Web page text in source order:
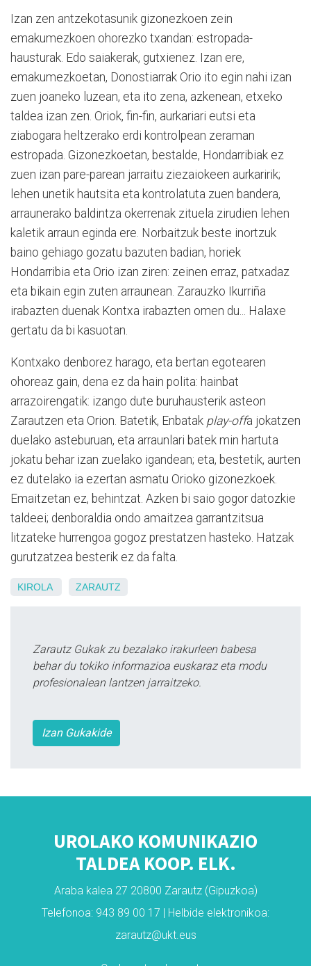
Izan zen antzekotasunik gizonezkoen zein
emakumezkoen ohorezko txandan: estropada-
hausturak. Edo saiakerak, gutxienez. Izan ere,
emakumezkoetan, Donostiarrak Orio ito egin nahi izan
zuen joaneko luzean, eta ito zena, azkenean, etxeko
taldea izan zen. Oriok, fin-fin, aurkariari eutsi eta
ziabogara heltzerako erdi kontrolpean zeraman
estropada. Gizonezkoetan, bestalde, Hondarribiak ez
zuen izan pare-parean jarraitu ziezaiokeen aurkaririk;
lehen unetik hautsita eta kontrolatuta zuen bandera,
arraunerako baldintza okerrenak zituela zirudien lehen
kaletik arraun eginda ere. Norbaitzuk beste inortzuk
baino gehiago gozatu bazuten badian, horiek
Hondarribia eta Orio izan ziren: zeinen erraz, patxadaz
eta bikain egin zuten arraunean. Zarauzko Ikurriña
irabazten duenak Kontxa irabazten omen du... Halaxe
gertatu da bi kasuotan.
Kontxako denborez harago, eta bertan egotearen
ohoreaz gain, dena ez da hain polita: hainbat
arrazoirengatik: izango dute buruhausterik asteon
Zarautzen eta Orion. Batetik, Enbatak play-offa jokatzen
duelako asteburuan, eta arraunlari batek min hartuta
jokatu behar izan zuelako igandean; eta, bestetik, aurten
ez dutelako ia ezertan asmatu Orioko gizonezkoek.
Emaitzetan ez, behintzat. Azken bi saio gogor datozkie
taldeei; denboraldia ondo amaitzea garrantzitsua
litzateke hurrengoa gogoz prestatzen hasteko. Hatzak
gurutzatzea besterik ez da falta.
KIROLA ZARAUTZ
Zarautz Gukak zu bezalako irakurleen babesa
behar du tokiko informazioa euskaraz eta modu
profesionalean lantzen jarraitzeko.
Izan Gukakide
UROLAKO KOMUNIKAZIO
TALDEA KOOP. ELK.
Araba kalea 27 20800 Zarautz (Gipuzkoa)
Telefonoa: 943 89 00 17 | Helbide elektronikoa:
zarautz@ukt.eus